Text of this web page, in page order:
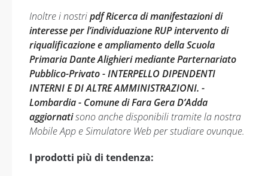
Inoltre i nostripdf Ricerca di manifestazioni di
interesse per l’individuazione RUP intervento di
riqualificazione e ampliamento della Scuola
Primaria Dante Alighieri mediante Parternariato
Pubblico-Privato - INTERPELLO DIPENDENTI
INTERNI E DI ALTRE AMMINISTRAZIONI. -
Lombardia - Comune di Fara Gera D’Adda
aggiornatisono anche disponibili tramite la nostra
Mobile App e Simulatore Web per studiare ovunque.
I prodotti più di tendenza: